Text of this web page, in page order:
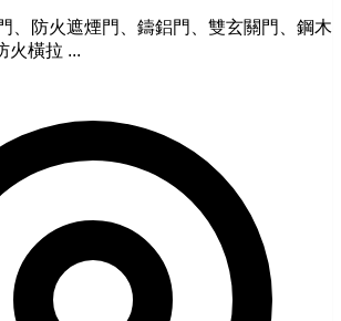
、防火遮煙門、鑄鋁門、雙玄關門、鋼木
火橫拉 ...